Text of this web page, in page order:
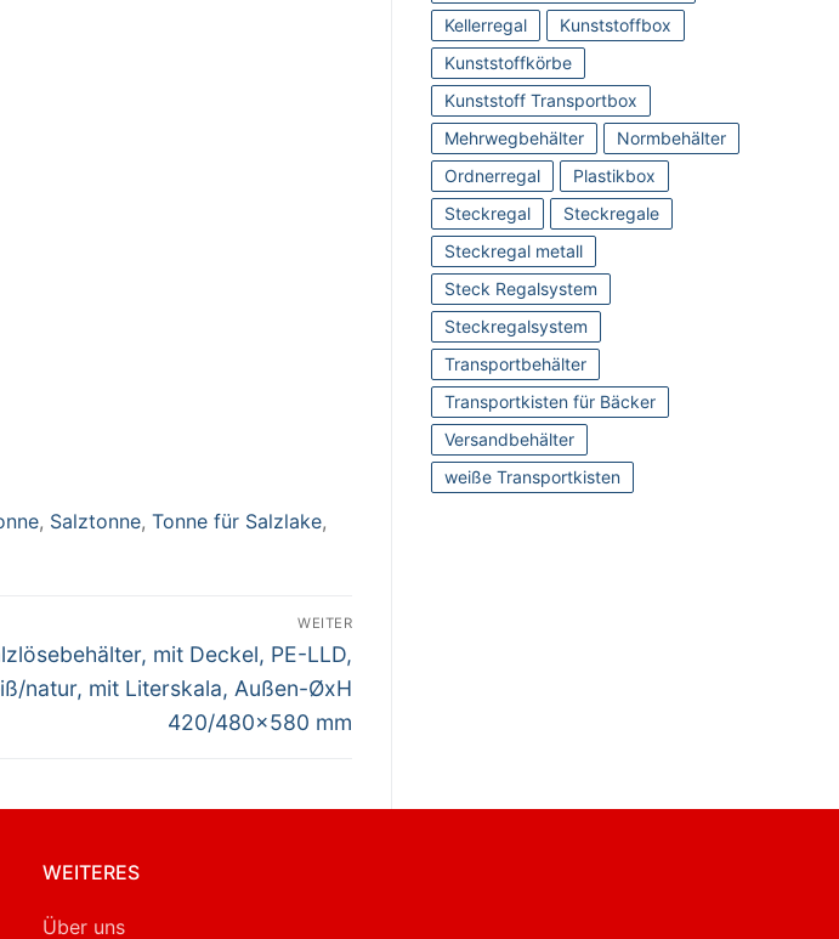
, Salztonne, Tonne für Salzlake,
WEITER
mit Deckel, PE-LLD,
natur, mit Literskala, Außen-ØxH
420/480×580 mm
Kellerregal
Kunststoffbox
Kunststoffkörbe
Kunststoff Transportbox
Mehrwegbehälter
Normbehälter
Ordnerregal
Plastikbox
Steckregal
Steckregale
Steckregal metall
Steck Regalsystem
Steckregalsystem
Transportbehälter
Transportkisten für Bäcker
Versandbehälter
weiße Transportkisten
WEITERES
Über uns